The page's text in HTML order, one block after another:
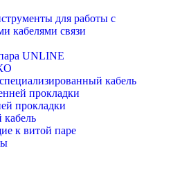
для работы с
кабелями связи
UNLINE
кабель
прокладки
прокладки
кабель
к витой паре